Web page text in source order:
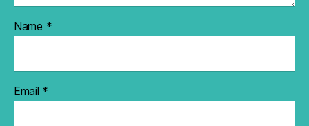
Name *
Email *